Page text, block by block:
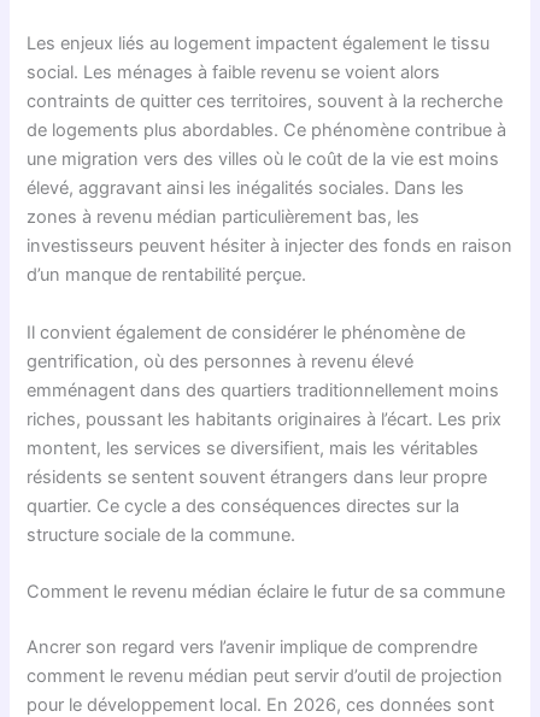
Les enjeux liés au logement impactent également le tissu
social. Les ménages à faible revenu se voient alors
contraints de quitter ces territoires, souvent à la recherche
de logements plus abordables. Ce phénomène contribue à
une migration vers des villes où le coût de la vie est moins
élevé, aggravant ainsi les inégalités sociales. Dans les
zones à revenu médian particulièrement bas, les
investisseurs peuvent hésiter à injecter des fonds en raison
d’un manque de rentabilité perçue.
Il convient également de considérer le phénomène de
gentrification, où des personnes à revenu élevé
emménagent dans des quartiers traditionnellement moins
riches, poussant les habitants originaires à l’écart. Les prix
montent, les services se diversifient, mais les véritables
résidents se sentent souvent étrangers dans leur propre
quartier. Ce cycle a des conséquences directes sur la
structure sociale de la commune.
Comment le revenu médian éclaire le futur de sa commune
Ancrer son regard vers l’avenir implique de comprendre
comment le revenu médian peut servir d’outil de projection
pour le développement local. En 2026, ces données sont